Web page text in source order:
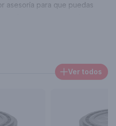
asesoría para que puedas
Contamos con productos
Ver todos